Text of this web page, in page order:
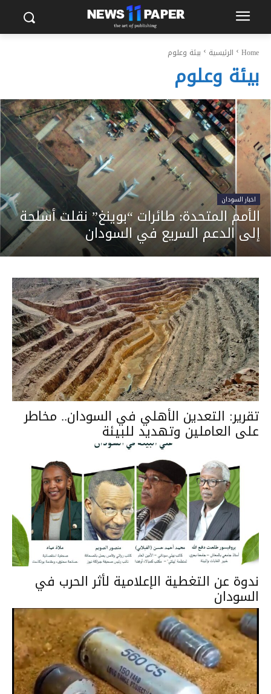
Home الرئيسية بيئة وعلوم
بيئة وعلوم
اخبار السودان
الأمم المتحدة: طائرات “بوينغ” نقلت أسلحة
إلى الدعم السريع في السودان
تقرير: التعدين الأهلي في السودان.. مخاطر
على العاملين وتهديد للبيئة
ندوة عن التغطية الإعلامية لأثر الحرب في
السودان